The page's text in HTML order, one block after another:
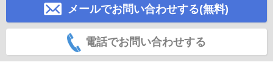
メールでお問い合わせする(無料)
電話でお問い合わせする